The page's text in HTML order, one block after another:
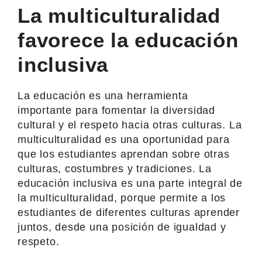
La multiculturalidad
favorece la educación
inclusiva
La educación es una herramienta
importante para fomentar la diversidad
cultural y el respeto hacia otras culturas. La
multiculturalidad es una oportunidad para
que los estudiantes aprendan sobre otras
culturas, costumbres y tradiciones. La
educación inclusiva es una parte integral de
la multiculturalidad, porque permite a los
estudiantes de diferentes culturas aprender
juntos, desde una posición de igualdad y
respeto.